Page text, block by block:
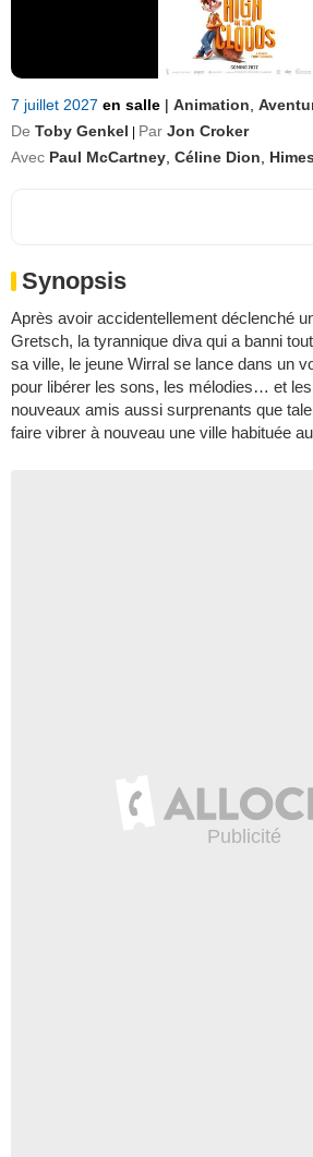
7 juillet 2027 en salle | Animation
De Toby Genkel Par Jon Croker
Avec Paul McCartney Céline Dion
Synopsis
Après avoir accidentellement déclenché
Gretsch, la tyrannique diva qui a banni
sa ville, le jeune Wirral se lance dans un
pour libérer les sons, les mélodies… et
nouveaux amis aussi surprenants que
faire vibrer à nouveau une ville habituée